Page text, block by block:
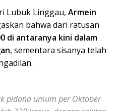
Lubuk Linggau, Armein
bahwa dari ratusan
di antaranya kini dalam
, sementara sisanya telah
pidana umum per Oktober